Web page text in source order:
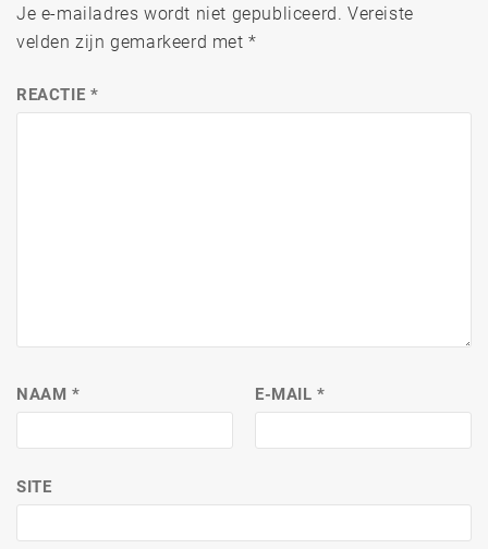
Je e-mailadres wordt niet gepubliceerd. Vereiste
velden zijn gemarkeerd met*
REACTIE *
NAAM * E-MAIL*
SITE